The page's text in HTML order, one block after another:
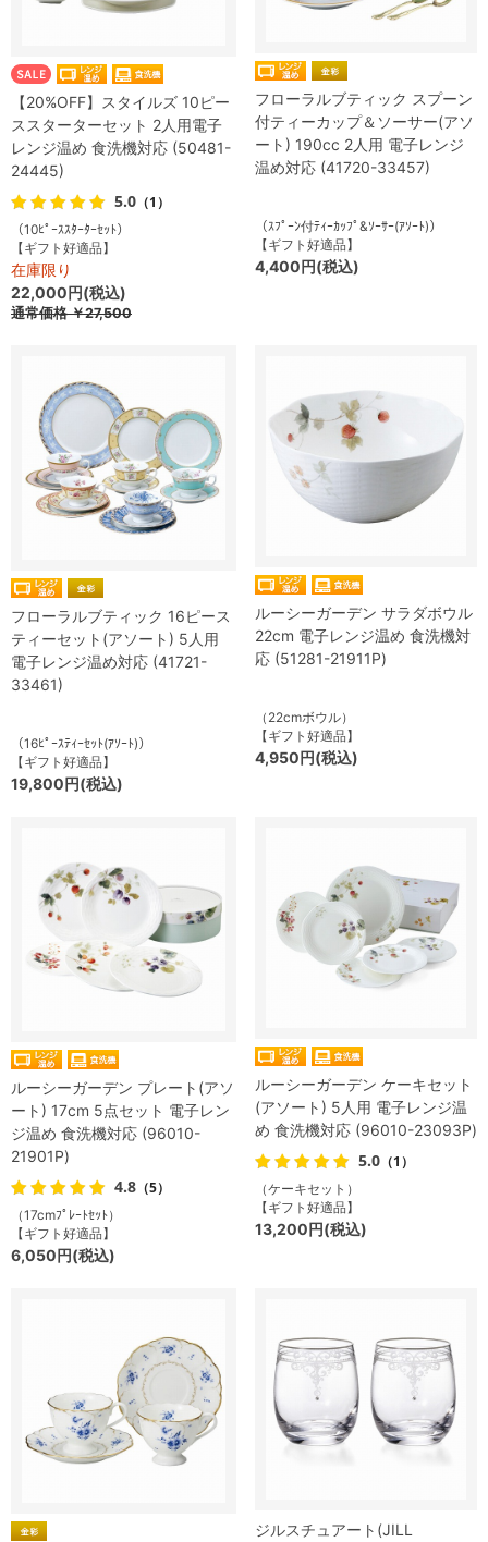
【20%OFF】スタイルズ 10ピー
ススターターセット 2人用電子
レンジ温め 食洗機対応 (50481-
24445)
5.0 （1）
（10ﾋﾟｰｽｽﾀｰﾀｰｾｯﾄ）
【ギフト好適品】
在庫限り
22,000円(税込)
通常価格￥27,500
フローラルブティック スプーン
付ティーカップ＆ソーサー(アソ
ート) 190cc 2人用 電子レンジ
温め対応 (41720-33457)
（ｽﾌﾟｰﾝ付ﾃｨｰｶｯﾌﾟ&ｿｰｻｰ(ｱｿｰﾄ)）
【ギフト好適品】
4,400円(税込)
フローラルブティック 16ピース
ティーセット(アソート) 5人用
電子レンジ温め対応 (41721-
33461)
（16ﾋﾟｰｽﾃｨｰｾｯﾄ(ｱｿｰﾄ)）
【ギフト好適品】
19,800円(税込)
ルーシーガーデン サラダボウル
22cm 電子レンジ温め 食洗機対
応 (51281-21911P)
（22cmボウル）
【ギフト好適品】
4,950円(税込)
ルーシーガーデン プレート(アソ
ート) 17cm 5点セット 電子レン
ジ温め 食洗機対応 (96010-
21901P)
4.8 （5）
（17cmﾌﾟﾚｰﾄｾｯﾄ）
【ギフト好適品】
6,050円(税込)
ルーシーガーデン ケーキセット
(アソート) 5人用 電子レンジ温
め 食洗機対応 (96010-23093P)
5.0 （1）
（ケーキセット）
【ギフト好適品】
13,200円(税込)
ジルスチュアート(JILL